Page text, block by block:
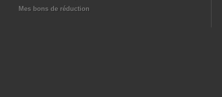
Mes bons de réduction